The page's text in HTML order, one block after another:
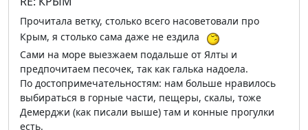
Прочитала ветку, столько всего насоветовали про
Крым, я столько сама даже не ездила
Сами на море выезжаем подальше от Ялты и
предпочитаем песочек, так как галька надоела.
По достопримечательностям: нам больше нравилось
выбираться в горные части, пещеры, скалы, тоже
Демерджи (как писали выше) там и конные прогулки
есть.